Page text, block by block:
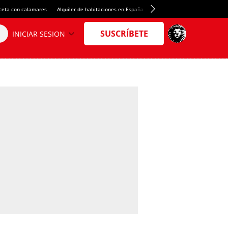
con calamares Alquiler de habitaciones en España Crédito del Spotify Camp Nou